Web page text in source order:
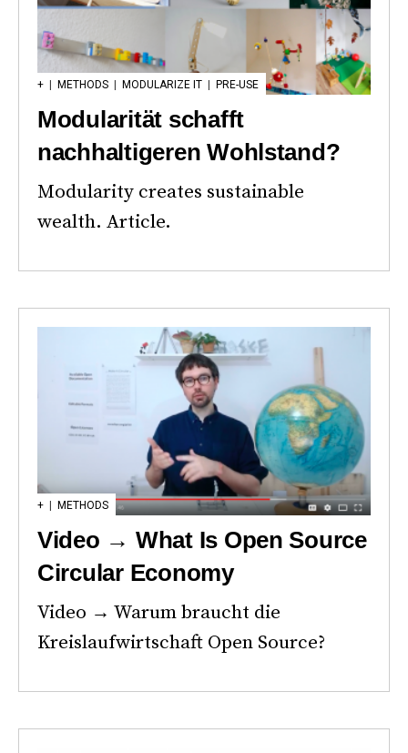
+ | METHODS | MODULARIZE IT | PRE-USE
Modularität schafft
nachhaltigeren Wohlstand?
Modularity creates sustainable
wealth. Article.
+ | METHODS
Video → What Is Open Source
Circular Economy
Video → Warum braucht die
Kreislaufwirtschaft Open Source?